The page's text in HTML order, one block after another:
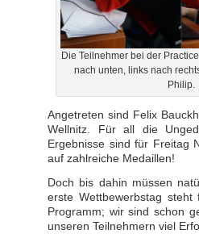
Die Teilnehmer bei der
nach unten, links nach
Philip.
Angetreten sind Felix
Wellnitz. Für all die
Ergebnisse sind für Freitag
auf zahlreiche Medaillen!
Doch bis dahin müssen
erste Wettbewerbstag
Programm; wir sind schon
unseren Teilnehmern viel